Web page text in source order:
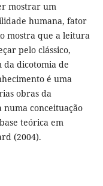
mostrar um
humana, fator
mostra que a leitura
pelo clássico,
da dicotomia de
é uma
obras da
conceituação
teórica em
(2004).